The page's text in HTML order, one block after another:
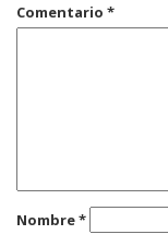
Comentario *
Nombre*